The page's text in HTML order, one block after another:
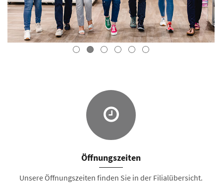
Öffnungszeiten
Unsere Öffnungszeiten finden Sie in der Filialübersicht.